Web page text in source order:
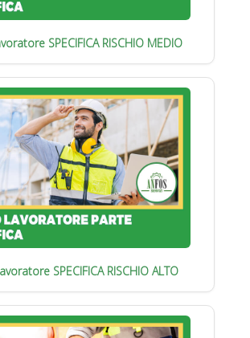
SPECIFICA RISCHIO MEDIO
SPECIFICA RISCHIO ALTO